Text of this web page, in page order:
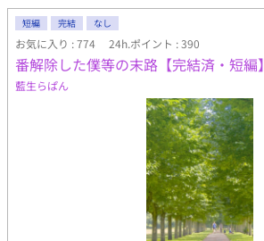
短編 完結 なし
お気に入り : 774 24h.ポイント : 390
番解除した僕等の末路【完結済・短編】
藍生らぱん